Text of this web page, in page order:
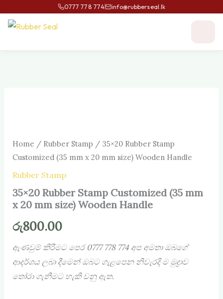
0777 778 774 info@rubberseal.lk
Home / Rubber Stamp / 35×20 Rubber Stamp
Customized (35 mm x 20 mm size) Wooden Handle
Rubber Stamp
35×20 Rubber Stamp Customized (35 mm
x 20 mm size) Wooden Handle
රු800.00
ඇණවුම් කිරීමට පෙර 0777 778 774අප අමතා ඔබගේ
ආදර්ශය ලබා දීමෙන් ඔබට ගැළපෙන නිවැරදි ම මුද්‍රාව
තෝරා ගැනීමට හැකි වනු ඇත.
mm
x
mm
Wooden
Handle